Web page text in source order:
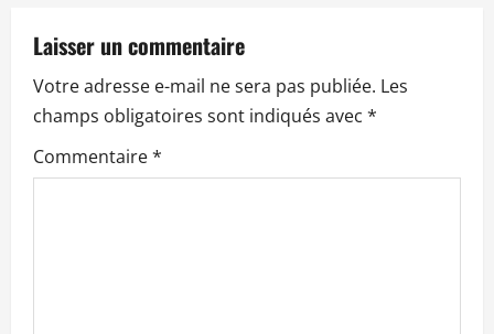
i
o
n
Laisser un commentaire
Votre adresse e-mail ne sera pas publiée. Les
champs obligatoires sont indiqués avec *
Commentaire*